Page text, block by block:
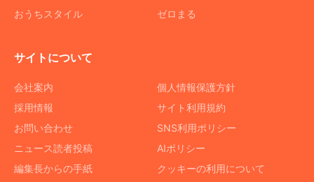
おうちスタイル
ゼロまる
サイトについて
会社案内
採用情報
お問い合わせ
ニュース読者投稿
編集長からの手紙
個人情報保護方針
サイト利用規約
SNS利用ポリシー
AIポリシー
クッキーの利用について